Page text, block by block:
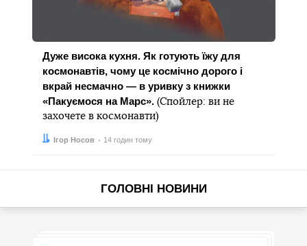
Дуже висока кухня. Як готують їжу для
космонавтів, чому це космічно дорого і
вкрай несмачно — в уривку з книжки
«Пакуємося на Марс». (Спойлер: ви не
захочете в космонавти)
Автор:
Ігор Носов
Дата: 14 годин тому
ГОЛОВНІ НОВИНИ